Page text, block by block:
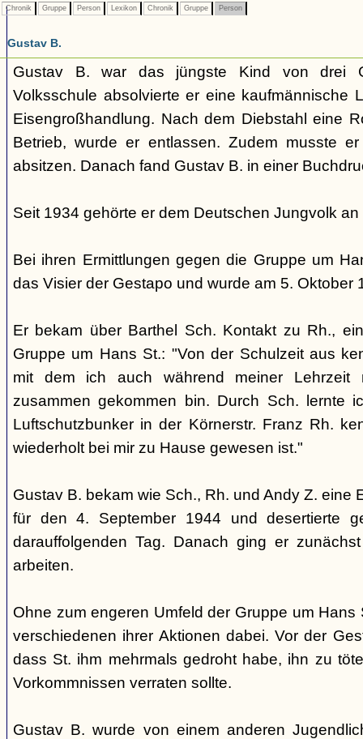
Chronik Gruppe Person Lexikon Chronik Gruppe Person
Gustav B.
Gustav B. war das jüngste Kind von drei
Volksschule absolvierte er eine kaufmännische
Eisengroßhandlung. Nach dem Diebstahl eine
Betrieb, wurde er entlassen. Zudem musste
absitzen. Danach fand Gustav B. in einer
Seit 1934 gehörte er dem Deutschen Jungvolk
Bei ihren Ermittlungen gegen die Gruppe um
das Visier der Gestapo und wurde am 5. Oktober
Er bekam über Barthel Sch. Kontakt zu Rh.,
Gruppe um Hans St.: "Von der Schulzeit aus
mit dem ich auch während meiner Lehrzeit
zusammen gekommen bin. Durch Sch. lernte
Luftschutzbunker in der Körnerstr. Franz Rh.
wiederholt bei mir zu Hause gewesen ist."
Gustav B. bekam wie Sch., Rh. und Andy Z. eine
für den 4. September 1944 und desertierte
darauffolgenden Tag. Danach ging er
arbeiten.
Ohne zum engeren Umfeld der Gruppe um Hans
verschiedenen ihrer Aktionen dabei. Vor der
dass St. ihm mehrmals gedroht habe, ihn zu
Vorkommnissen verraten sollte.
Gustav B. wurde von einem anderen